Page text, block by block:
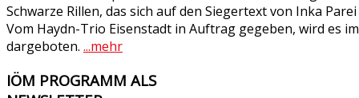
Schwarze Rillen, das sich auf den Siegertext von Inka
Vom Haydn-Trio Eisenstadt in Auftrag gegeben, wird es
dargeboten. ...mehr
IÖM PROGRAMM ALS